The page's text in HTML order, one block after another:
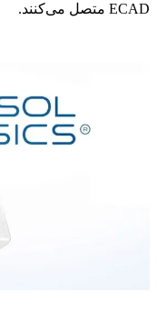
ECAD متصل می‌کنند.